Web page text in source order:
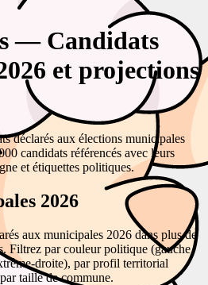
— Candidats
et projections
déclarés aux élections municipales
candidats référencés avec leurs
et étiquettes politiques.
2026
aux municipales 2026 dans plus de
Filtrez par couleur politique (gauche,
droite), par profil territorial
taille de commune.